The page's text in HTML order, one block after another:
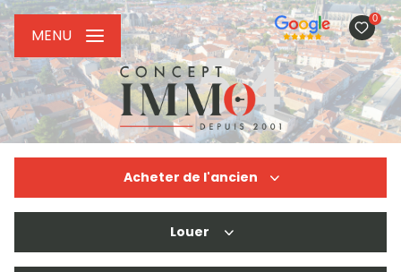
0
MENU
Acheter de l'ancien
De l'immo pro
Louer